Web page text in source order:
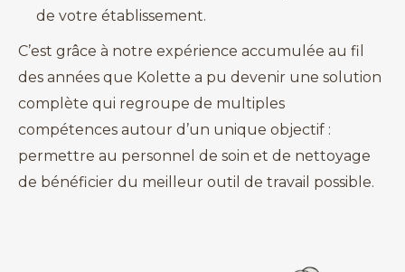
de votre établissement.
C’est grâce à notre expérience accumulée au fil
des années que Kolette a pu devenir une solution
complète qui regroupe de multiples
compétences autour d’un unique objectif :
permettre au personnel de soin et de nettoyage
de bénéficier du meilleur outil de travail possible.